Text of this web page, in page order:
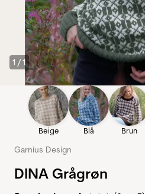
1 /1
Beige Blå Brun
Garnius Design
DINA Grågrøn